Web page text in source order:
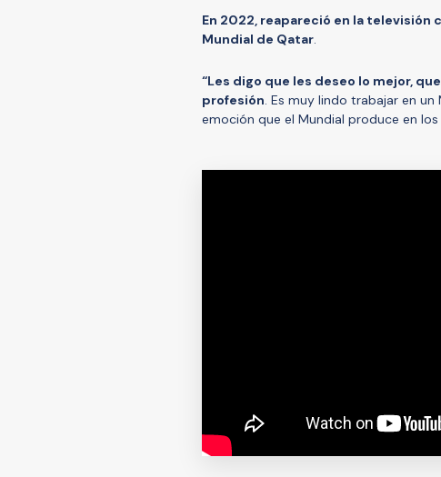
En 2022, reapareció en la televisión
Mundial de Qatar
“Les digo que les deseo lo mejor,
profesión . Es muy lindo trabajar en
emoción que el Mundial produce en